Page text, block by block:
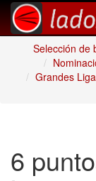
Selección de
Grandes
6